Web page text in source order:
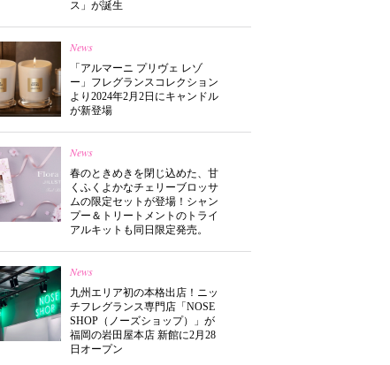
ス」が誕生
News
「アルマーニ プリヴェ レゾ
ー」フレグランスコレクション
より2024年2月2日にキャンドル
が新登場
News
春のときめきを閉じ込めた、甘
くふくよかなチェリーブロッサ
ムの限定セットが登場！シャン
プー＆トリートメントのトライ
アルキットも同日限定発売。
News
九州エリア初の本格出店！ニッ
チフレグランス専門店「NOSE
SHOP（ノーズショップ）」が
福岡の岩田屋本店 新館に2月28
日オープン